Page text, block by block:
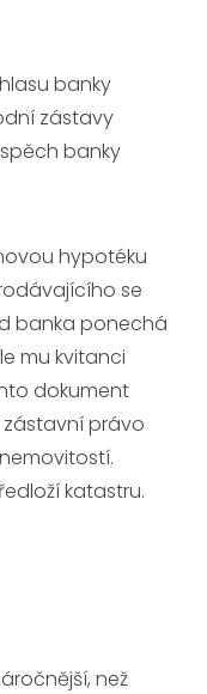
banky
zástavy
banky
hypotéku
se
banka ponechá
mu kvitanci
dokument
zástavní právo
katastru.
než